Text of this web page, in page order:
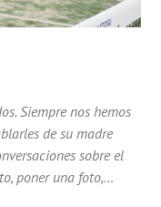
Siempre nos hemos
de su madre
sobre el
poner una foto,…